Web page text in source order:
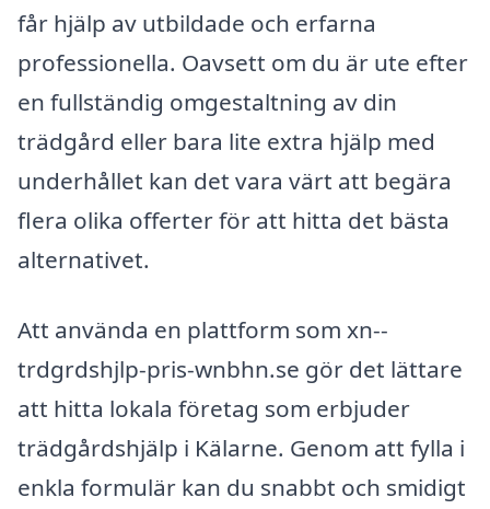
får hjälp av utbildade och erfarna
professionella. Oavsett om du är ute efter
en fullständig omgestaltning av din
trädgård eller bara lite extra hjälp med
underhållet kan det vara värt att begära
flera olika offerter för att hitta det bästa
alternativet.
Att använda en plattform som xn--
trdgrdshjlp-pris-wnbhn.se gör det lättare
att hitta lokala företag som erbjuder
trädgårdshjälp i Kälarne. Genom att fylla i
enkla formulär kan du snabbt och smidigt